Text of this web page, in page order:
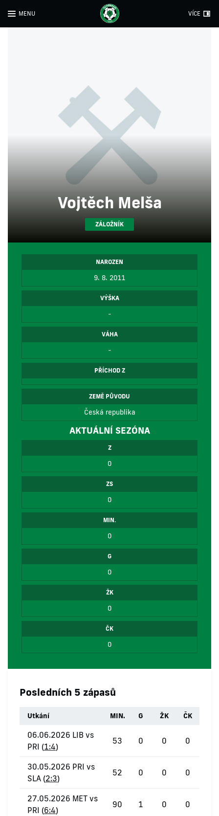
MENU VÍCE
Vojtěch Melša
ZÁLOŽNÍK
NAROZEN
9. 8. 2011
VÝŠKA
-
VÁHA
-
PŘÍCHOD Z
ZEMĚ PŮVODU
Česká republika
AKTUÁLNÍ SEZÓNA
Z
0
ZS
0
MIN.
0
G
0
ŽK
0
ČK
0
Posledních 5 zápasů
Utkání MIN. G ŽK ČK
06.06.2026 LIB vs
PRI (1:4)
53 0 0 0
30.05.2026 PRI vs
SLA (2:3)
52 0 0 0
27.05.2026 MET vs
PRI (6:4)
90 1 0 0